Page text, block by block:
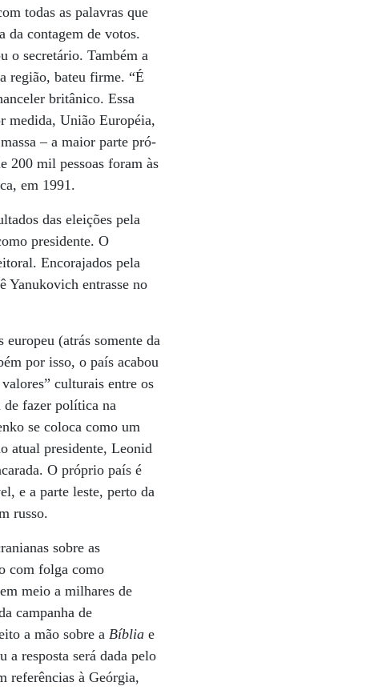
todas as palavras que
da contagem de votos.
o secretário. Também a
região, bateu firme. “É
britânico. Essa
medida, União Européia,
– a maior parte pró-
200 mil pessoas foram às
em 1991.
das eleições pela
presidente. O
Encorajados pela
Yanukovich entrasse no
(atrás somente da
por isso, o país acabou
culturais entre os
de fazer política na
se coloca como um
atual presidente, Leonid
O próprio país é
e a parte leste, perto da
russo.
sobre as
com folga como
meio a milhares de
campanha de
a mão sobre a Bíblia e
resposta será dada pelo
referências à Geórgia,